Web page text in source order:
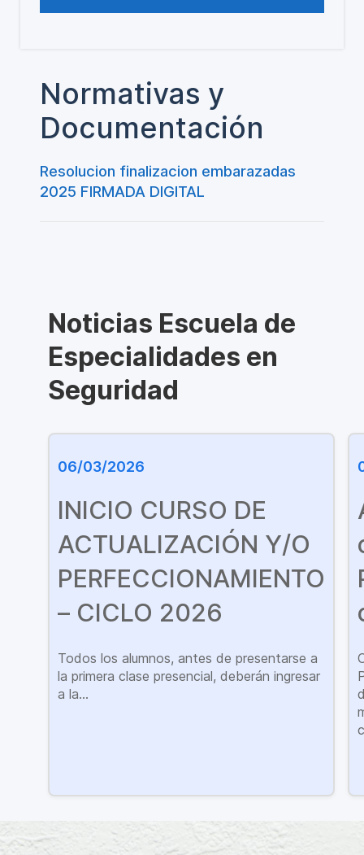
Normativas y
Documentación
Resolucion finalizacion embarazadas
2025 FIRMADA DIGITAL
Noticias Escuela de
Especialidades en
Seguridad
06/03/2026
INICIO CURSO DE
ACTUALIZACIÓN Y/O
PERFECCIONAMIENTO
– CICLO 2026
Todos los alumnos, antes de presentarse a
la primera clase presencial, deberán ingresar
a la...